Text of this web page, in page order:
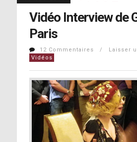
Vidéo Interview de
Paris
12 Commentaires / Laisser
Vidéos